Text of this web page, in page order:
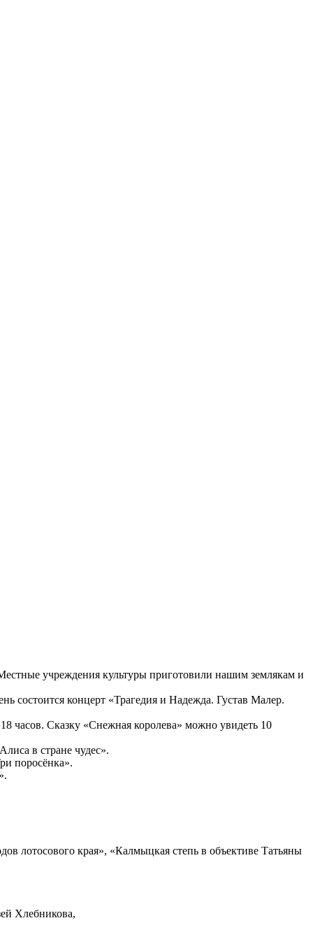
учреждения культуры приготовили нашим землякам и
состоится концерт «Трагедия и Надежда. Густав Малер.
часов. Сказку «Снежная королева» можно увидеть 10
в стране чудес».
поросёнка».
лотосового края», «Калмыцкая степь в объективе Татьяны
Хлебникова,